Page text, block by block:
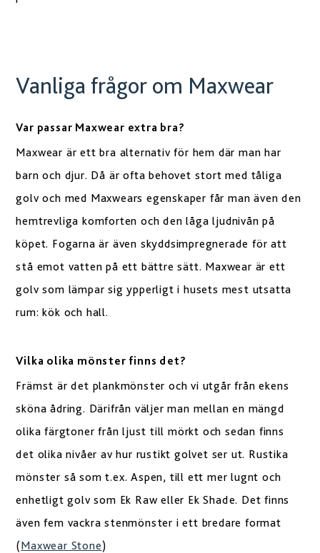
Vanliga frågor om Maxwear
Var passar Maxwear extra bra?
Maxwear är ett bra alternativ för hem där man har
barn och djur. Då är ofta behovet stort med tåliga
golv och med Maxwears egenskaper får man även den
hemtrevliga komforten och den låga ljudnivån på
köpet. Fogarna är även skyddsimpregnerade för att
stå emot vatten på ett bättre sätt. Maxwear är ett
golv som lämpar sig ypperligt i husets mest utsatta
rum: kök och hall.
Vilka olika mönster finns det?
Främst är det plankmönster och vi utgår från ekens
sköna ådring. Därifrån väljer man mellan en mängd
olika färgtoner från ljust till mörkt och sedan finns
det olika nivåer av hur rustikt golvet ser ut. Rustika
mönster så som t.ex. Aspen, till ett mer lugnt och
enhetligt golv som Ek Raw eller Ek Shade. Det finns
även fem vackra stenmönster i ett bredare format
(Maxwear Stone)